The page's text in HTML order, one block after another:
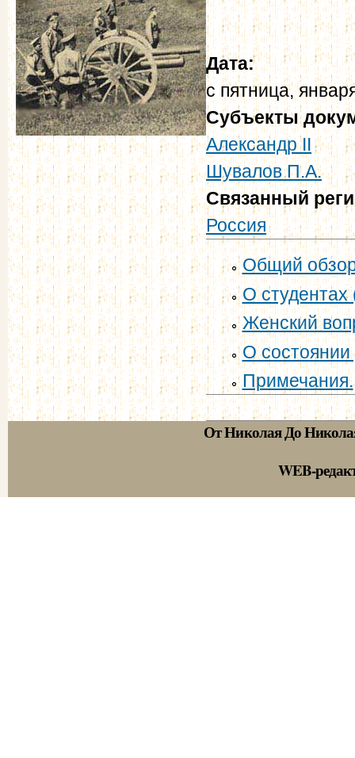
Дата:
спятница,
Субъекты
Александр II
Шувалов П.А.
Связанный
Россия
Общий
О студентах
Женский
О состоянии
Примечания.
От Николая До
WEB-